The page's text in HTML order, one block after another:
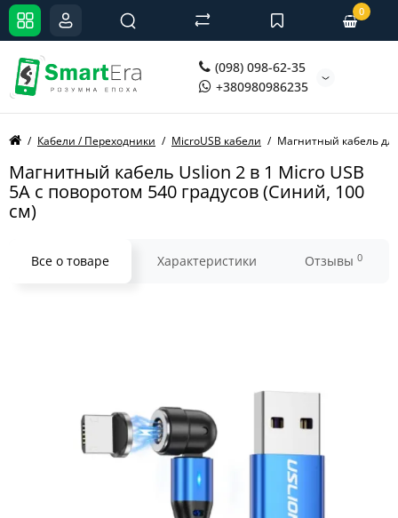
(098) 098-62-35
+380980986235
0
Кабели / Переходники MicroUSB кабели Магнитный кабель
Магнитный кабель Uslion 2 в 1 Micro USB
5A с поворотом 540 градусов (Синий, 100
см)
Все о товаре Характеристики Отзывы 0